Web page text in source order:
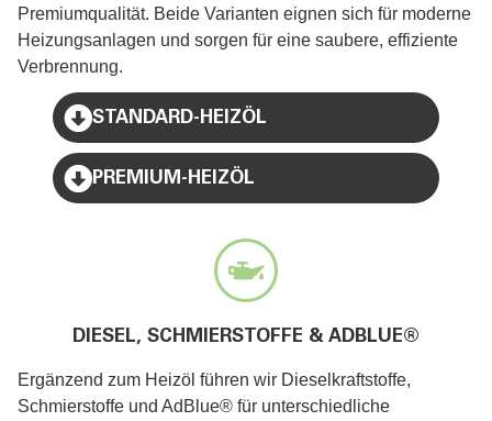
Premiumqualität. Beide Varianten eignen sich für moderne
Heizungsanlagen und sorgen für eine saubere, effiziente
Verbrennung.
STANDARD-HEIZÖL
PREMIUM-HEIZÖL
DIESEL, SCHMIERSTOFFE & ADBLUE®
Ergänzend zum Heizöl führen wir Dieselkraftstoffe,
Schmierstoffe und AdBlue® für unterschiedliche